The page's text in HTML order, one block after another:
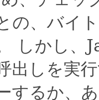
の、バイ
しかし、
出しを実
するか、